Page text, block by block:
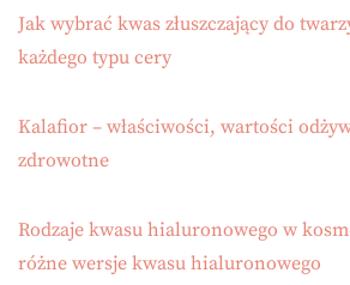
Jak wybrać kwas złuszczający do
każdego typu cery
Kalafior – właściwości, wartości
zdrowotne
Rodzaje kwasu hialuronowego w
różne wersje kwasu hialuronowego